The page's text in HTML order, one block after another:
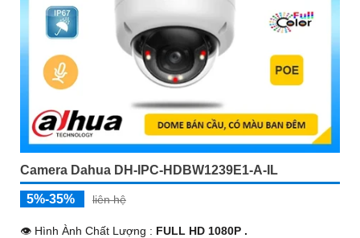
Camera Dahua DH-IPC-HDBW1239E1-A-IL
5%-35% liên hệ
👁 Hình Ành Chất Lượng : FULL HD 1080P .